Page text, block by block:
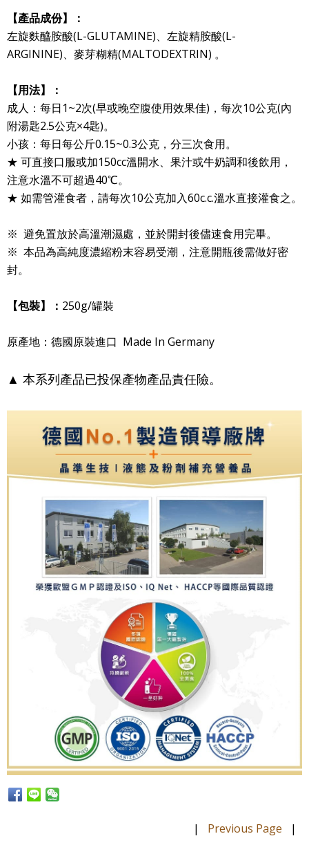
【產品成份】：
左旋麩醯胺酸(L-GLUTAMINE)、左旋精胺酸(L-
ARGININE)、麥芽糊精(MALTODEXTRIN) 。
【用法】：
成人：每日1~2次(早或晚空腹使用效果佳)，每次10公克(內
附湯匙2.5公克×4匙)。
小孩：每日每公斤0.15~0.3公克，分三次食用。
★ 可直接口服或加150cc溫開水、果汁或牛奶調和後飲用，
注意水溫不可超過40℃。
★ 如需管灌食者，請每次10公克加入60c.c.溫水直接灌食之。
※ 避免置放於高溫潮濕處，並於開封後儘速食用完畢。
※ 本品為高純度濃縮粉末容易受潮，注意開瓶後需做好密
封。
【包裝】： 250g/罐裝
原產地：德國原裝進口 Made In Germany
▲ 本系列產品已投保產物產品責任險。
| Previous Page |